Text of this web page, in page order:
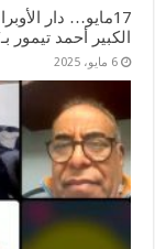
17مايو… دار
الكبير أحمد تيمور
6 مايو، 2025